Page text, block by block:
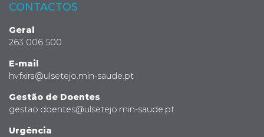
CONTACTOS
Geral
263 006 500
E-mail
hvfxira@ulsetejo.min-saude.pt
Gestão de Doentes
gestao.doentes@ulsetejo.min-saude.pt
Urgência